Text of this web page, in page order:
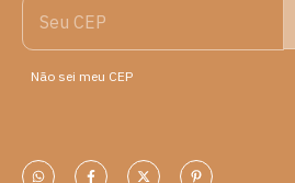
Nordeste, costumam ser apelidadas de
Moura.
mais gosta. Na sala os lugares mais
Não sei meu CEP